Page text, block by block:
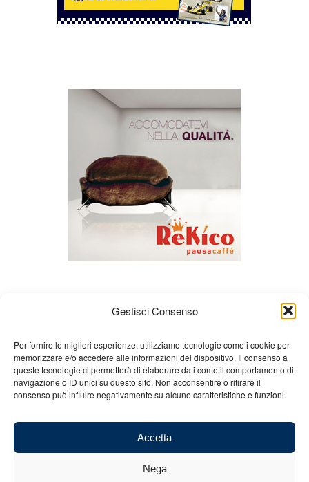
Gestisci Consenso
Per fornire le migliori esperienze, utilizziamo tecnologie come i cookie per
memorizzare e/o accedere alle informazioni del dispositivo. Il consenso a
queste tecnologie ci permetterà di elaborare dati come il comportamento di
navigazione o ID unici su questo sito. Non acconsentire o ritirare il
consenso può influire negativamente su alcune caratteristiche e funzioni.
Accetta
Nega
Chi siamo Gian Carlo Minardi
Gear
Merchandising
Partners Contatti